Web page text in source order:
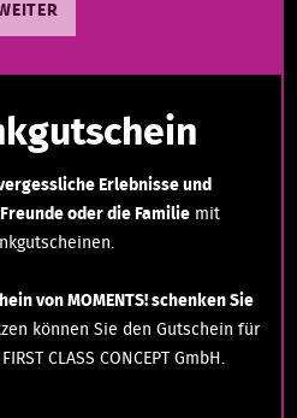
Erlebnisse und
oder die Familie mit
von MOMENTS! schenken Sie
können Sie den Gutschein für
CLASS CONCEPT GmbH.